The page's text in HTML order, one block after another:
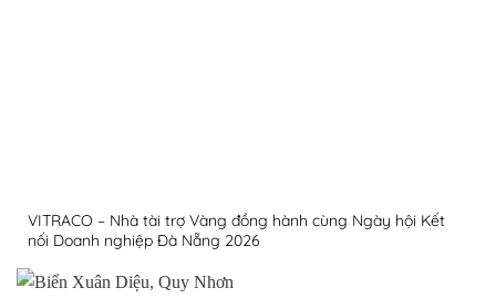
VITRACO – Nhà tài trợ Vàng đồng hành cùng Ngày hội Kết
nối Doanh nghiệp Đà Nẵng 2026